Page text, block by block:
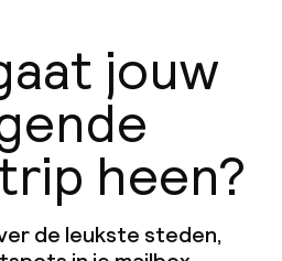
jouw
heen?
de leukste steden,